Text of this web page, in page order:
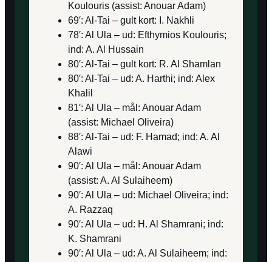
Koulouris (assist: Anouar Adam)
69′: Al-Tai – gult kort: I. Nakhli
78′: Al Ula – ud: Efthymios Koulouris;
ind: A. Al Hussain
80′: Al-Tai – gult kort: R. Al Shamlan
80′: Al-Tai – ud: A. Harthi; ind: Alex
Khalil
81′: Al Ula – mål: Anouar Adam
(assist: Michael Oliveira)
88′: Al-Tai – ud: F. Hamad; ind: A. Al
Alawi
90′: Al Ula – mål: Anouar Adam
(assist: A. Al Sulaiheem)
90′: Al Ula – ud: Michael Oliveira; ind:
A. Razzaq
90′: Al Ula – ud: H. Al Shamrani; ind:
K. Shamrani
90′: Al Ula – ud: A. Al Sulaiheem; ind: